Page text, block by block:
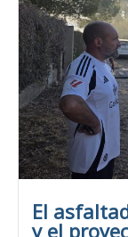
El
y el